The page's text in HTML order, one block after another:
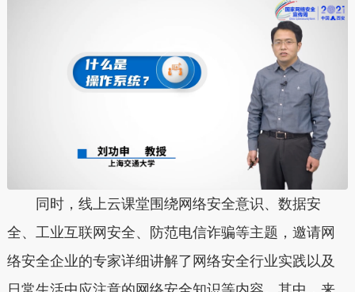
同时，线上云课堂围绕网络安全意识、数据安
全、工业互联网安全、防范电信诈骗等主题，邀请网
络安全企业的专家详细讲解了网络安全行业实践以及